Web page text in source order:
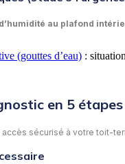
au plafond
(gouttes d’eau) :
en 5
accès sécurisé à votre toit-